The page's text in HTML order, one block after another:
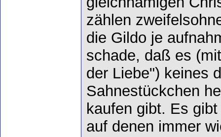
zählen
die Gildo je
schade, daß es
der Liebe") keines
Sahnestückchen
kaufen gibt. Es
auf denen immer